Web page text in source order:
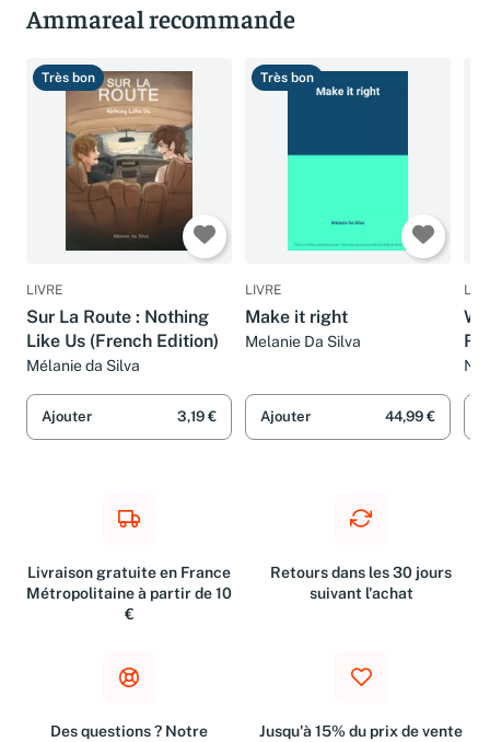
Ammareal recommande
Très bon
LIVRE
Sur La Route : Nothing
Like Us (French Edition)
Mélanie da Silva
Ajouter 3,19 €
Très bon
LIVRE
Make it right
Melanie Da Silva
Ajouter 44,99 €
Livraison gratuite en France
Métropolitaine à partir de 10
€
Retours dans les 30 jours
suivant l'achat
Des questions ? Notre
Jusqu'à 15% du prix de vente